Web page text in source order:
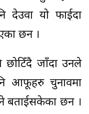
देउवा यो फाईदा
छन ।
छोटिँदै जाँदा उनले
आफूहरु चुनावमा
बताईसकेका छन ।